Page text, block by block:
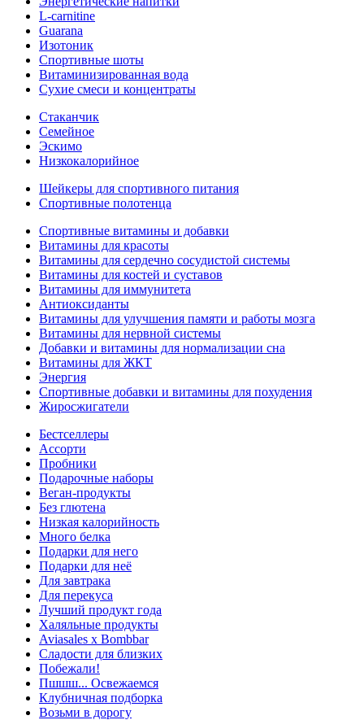
L-carnitine
Guarana
Изотоник
Спортивные шоты
Витаминизированная вода
Сухие смеси и концентраты
Стаканчик
Семейное
Эскимо
Низкокалорийное
Шейкеры для спортивного питания
Спортивные полотенца
Спортивные витамины и добавки
Витамины для красоты
Витамины для сердечно сосудистой системы
Витамины для костей и суставов
Витамины для иммунитета
Антиоксиданты
Витамины для улучшения памяти и работы мозга
Витамины для нервной системы
Добавки и витамины для нормализации сна
Витамины для ЖКТ
Энергия
Спортивные добавки и витамины для похудения
Жиросжигатели
Бестселлеры
Ассорти
Пробники
Подарочные наборы
Веган-продукты
Без глютена
Низкая калорийность
Много белка
Подарки для него
Подарки для неё
Для завтрака
Для перекуса
Лучший продукт года
Халяльные продукты
Aviasales x Bombbar
Сладости для близких
Побежали!
Пшшш... Освежаемся
Клубничная подборка
Возьми в дорогу